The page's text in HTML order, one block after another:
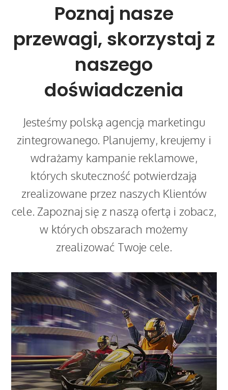
Poznaj nasze
przewagi, skorzystaj z
naszego
doświadczenia
Jesteśmy polską agencją marketingu
zintegrowanego. Planujemy, kreujemy i
wdrażamy kampanie reklamowe,
których skuteczność potwierdzają
zrealizowane przez naszych Klientów
cele. Zapoznaj się z naszą ofertą i zobacz,
w których obszarach możemy
zrealizować Twoje cele.
Lekkość kreacji wspieramy strategicznym podejściem
do realizowania celów sprzedażowych. Mechanikę
akcji dobieramy tak, aby uzyskać efekt optimum
pomiędzy rentownością a skalą sprzedaży.
WIĘCEJ